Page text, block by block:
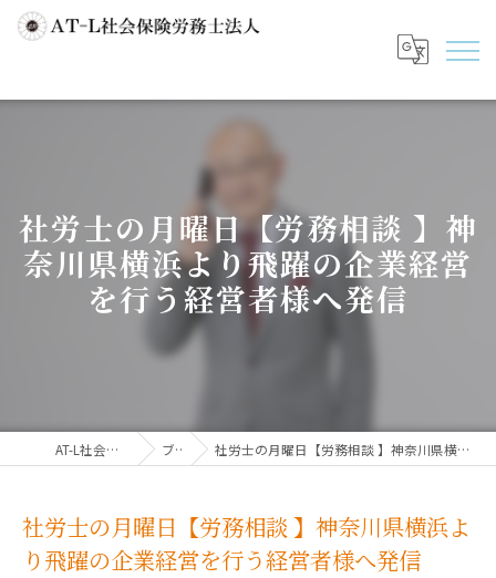
社労士の月曜日【労務相談 】神
奈川県横浜より飛躍の企業経営
を行う経営者様へ発信
AT-L社会保険労務士法人 ブログ 社労士の月曜日【労務相談 】神奈川県横浜より飛躍の企業経営を行う経営者様へ発信
社労士の月曜日【労務相談 】神奈川県横浜よ
り飛躍の企業経営を行う経営者様へ発信